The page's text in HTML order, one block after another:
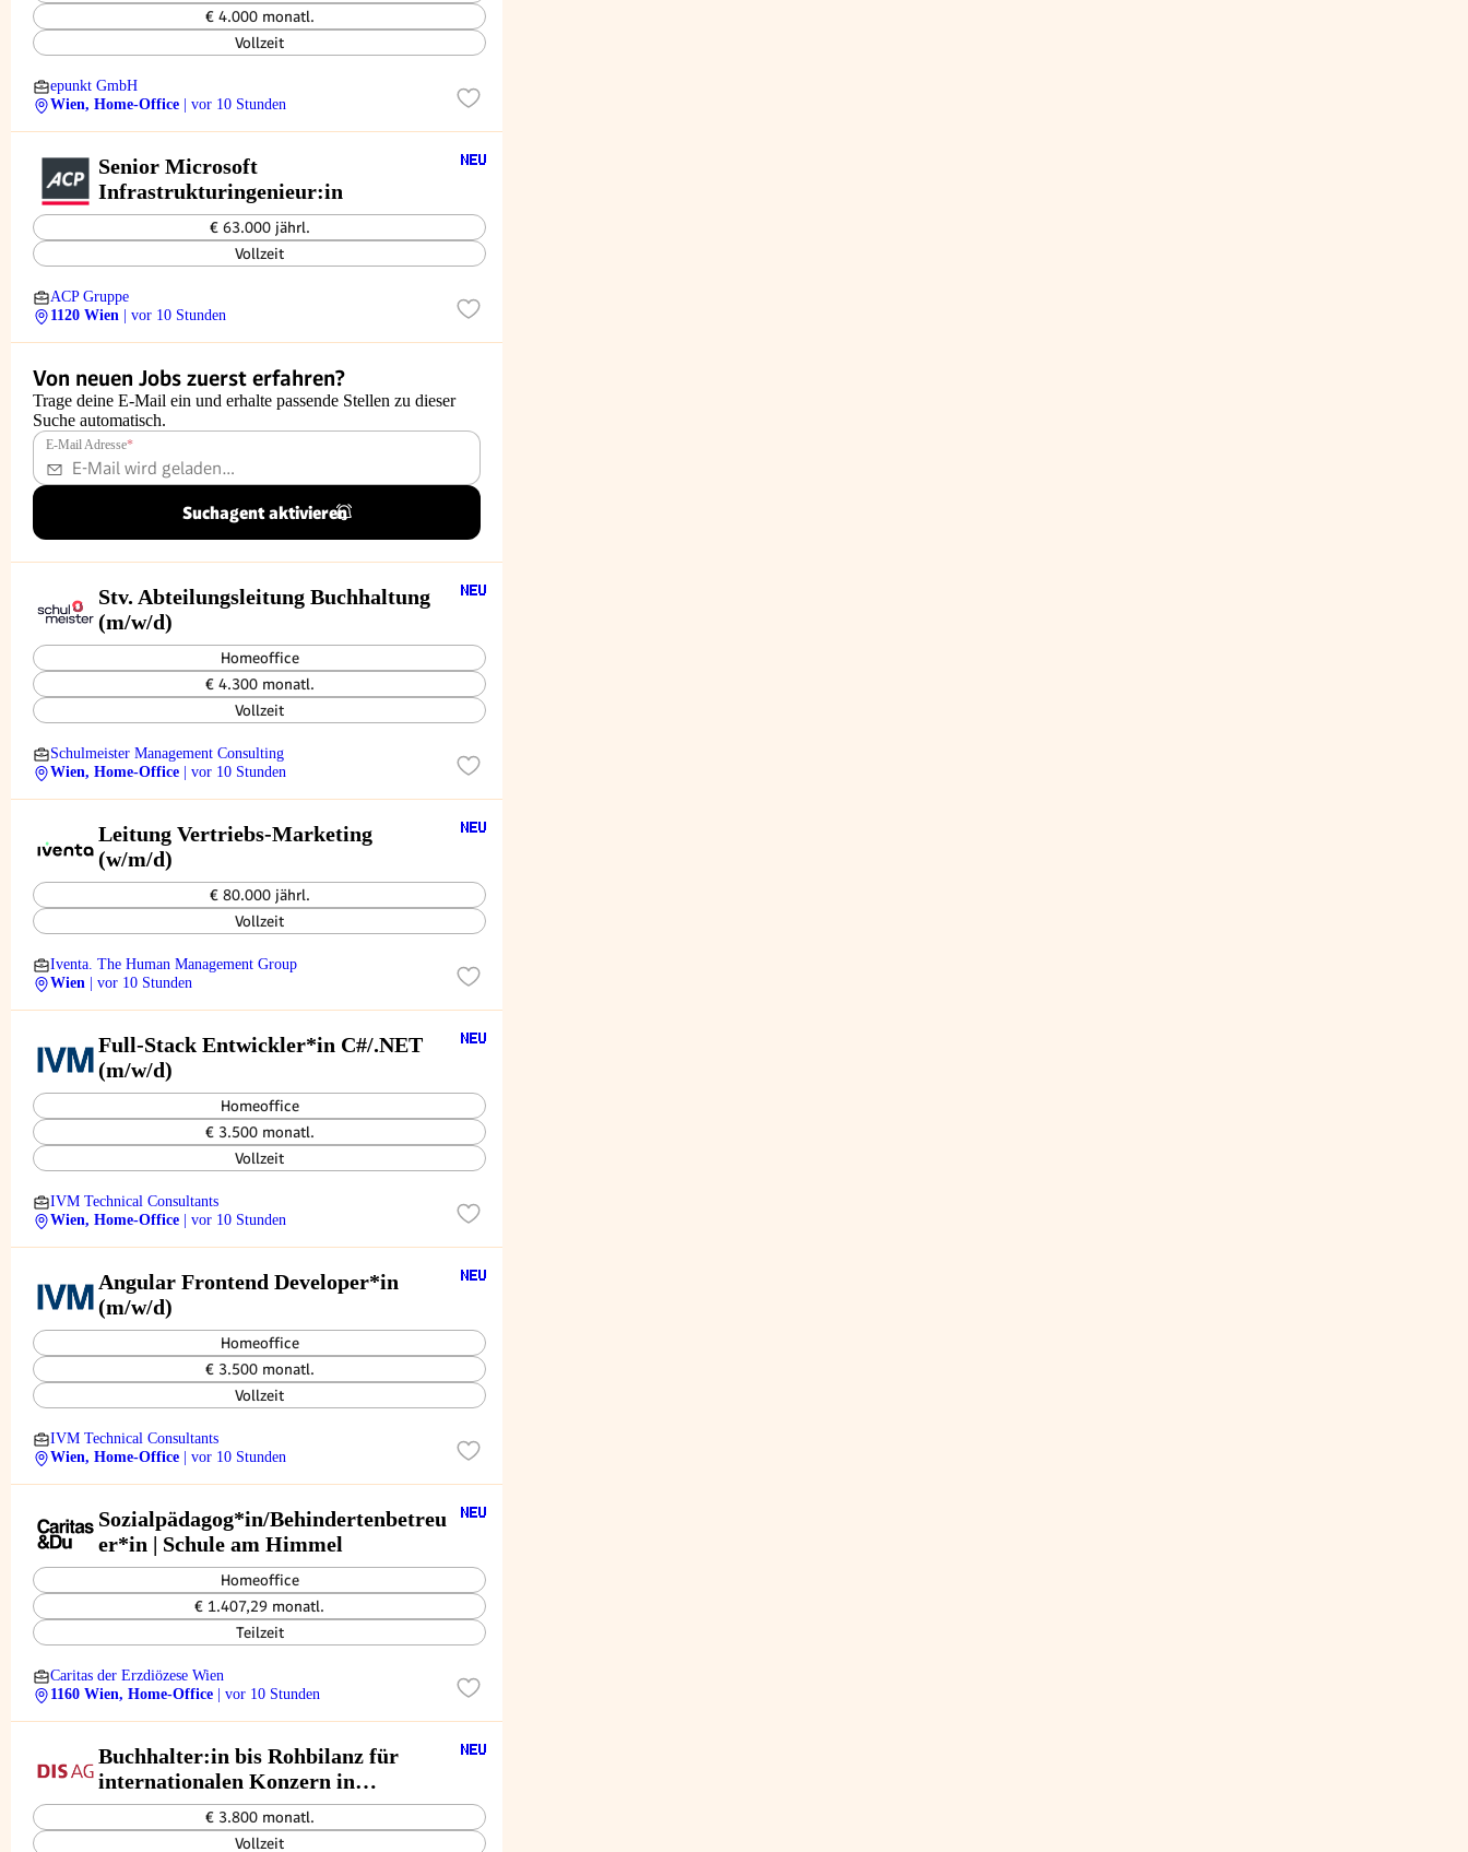
€ 4.000 monatl.
Vollzeit
epunkt GmbH
Wien, Home-Office
| vor 10 Stunden
Senior Microsoft
Infrastrukturingenieur:in
€ 63.000 jährl.
Vollzeit
ACP Gruppe
1120 Wien
| vor 10 Stunden
Von neuen Jobs zuerst erfahren?
Trage deine E-Mail ein und erhalte passende Stellen zu dieser
Suche automatisch.
E-Mail Adresse*
Suchagent aktivieren
Stv. Abteilungsleitung Buchhaltung
(m/w/d)
Homeoffice
€ 4.300 monatl.
Vollzeit
Schulmeister Management Consulting
Wien, Home-Office
| vor 10 Stunden
Leitung Vertriebs-Marketing
(w/m/d)
€ 80.000 jährl.
Vollzeit
Iventa. The Human Management Group
Wien
| vor 10 Stunden
Full-Stack Entwickler*in C#/.NET
(m/w/d)
Homeoffice
€ 3.500 monatl.
Vollzeit
IVM Technical Consultants
Wien, Home-Office
| vor 10 Stunden
Angular Frontend Developer*in
(m/w/d)
Homeoffice
€ 3.500 monatl.
Vollzeit
IVM Technical Consultants
Wien, Home-Office
| vor 10 Stunden
Sozialpädagog*in/Behindertenbetreu
er*in | Schule am Himmel
Homeoffice
€ 1.407,29 monatl.
Teilzeit
Caritas der Erzdiözese Wien
1160 Wien, Home-Office
| vor 10 Stunden
Buchhalter:in bis Rohbilanz für
internationalen Konzern in
Zentrumsnähe (m/w/d)
€ 3.800 monatl.
Vollzeit